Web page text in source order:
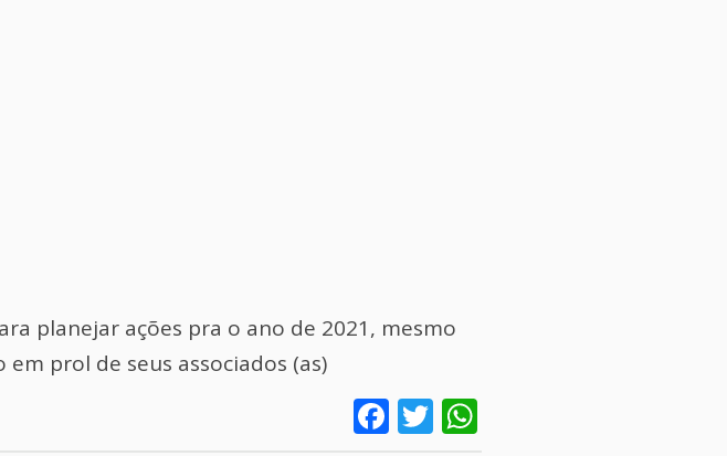
planejar ações pra o ano de 2021, mesmo
prol de seus associados (as)
Facebook
Twitter